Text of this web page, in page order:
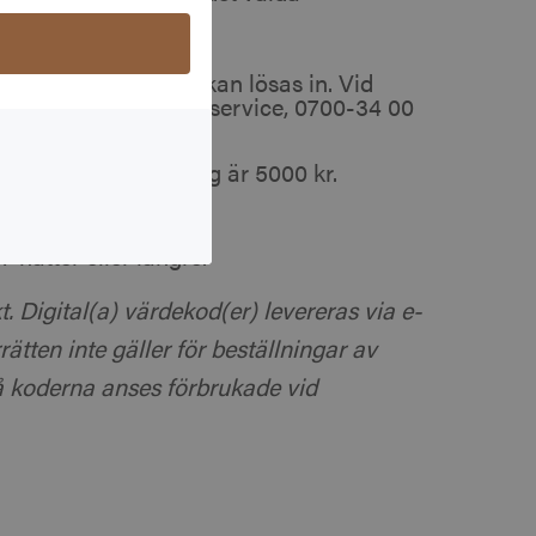
bokning online kan lösas in. Vid
kontakta kundservice, 0700-34 00
per bokning är 5000 kr.
andra rabatter.
nätter eller längre.
Digital(a) värdekod(er) levereras via e-
inte gäller för beställningar av
anses förbrukade vid